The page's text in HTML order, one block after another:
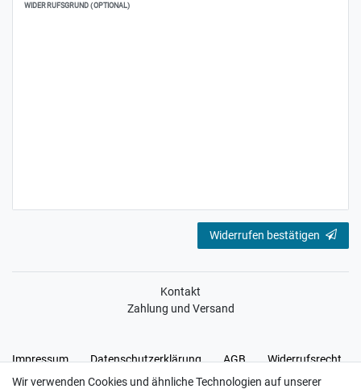
WIDERRUFSGRUND (OPTIONAL)
Widerrufen bestätigen
Kontakt
Zahlung und Versand
Impressum Daten­schutz­erklärung AGB Widerrufs­recht
Wir verwenden Cookies und ähnliche Technologien auf unserer